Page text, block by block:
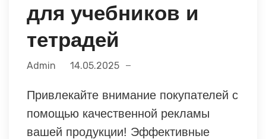
для учебников и
тетрадей
Admin 14.05.2025
Привлекайте внимание покупателей с
помощью качественной рекламы
вашей продукции! Эффективные